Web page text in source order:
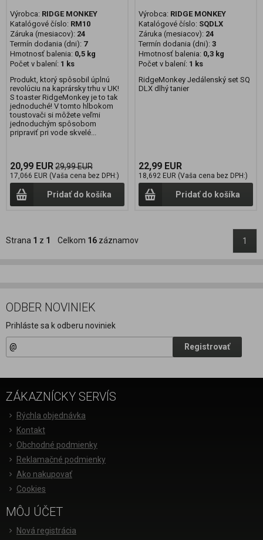
Výrobca: RIDGE MONKEY
Katalógové číslo: RM10
Záruka (mesiacov): 24
Termín dodania (dni): 7
Hmotnosť balenia: 0,5 kg
Počet v balení: 1 ks
Produkt, ktorý spôsobil úplnú
revolúciu na kaprársky trhu v UK!
S toaster RidgeMonkey je to tak
jednoduché! V tomto hlbokom
toustovači si môžete veľmi
jednoduchým spôsobom
pripraviť pri vode skvelé...
20,99 EUR29,99 EUR
17,066 EUR (Vaša cena bez DPH:)
Pridať do košíka
Výrobca: RIDGE MONKEY
Katalógové číslo: SQDLX
Záruka (mesiacov): 24
Termín dodania (dni): 3
Hmotnosť balenia: 0,3 kg
Počet v balení: 1 ks
RidgeMonkey Jedálenský set SQ
DLX dlhý tanier
22,99 EUR
18,692 EUR (Vaša cena bez DPH:)
Pridať do košíka
Strana 1 z 1 Celkom 16 záznamov 1
ODBER NOVINIEK
Prihláste sa k odberu noviniek
Registrovať
ZÁKAZNÍCKY SERVÍS
Rýchla objednávka
Kontakt
Obchodné podmienky
Reklamačné podmienky
Ako nakupovať
Cookies
MÔJ ÚČET
Nová registrácia